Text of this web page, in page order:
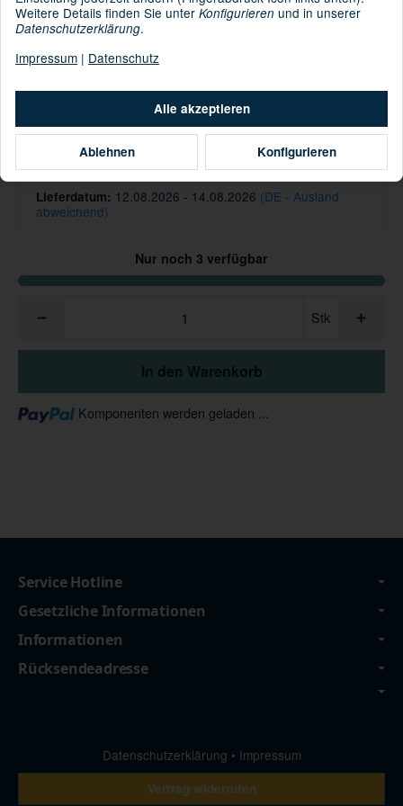
Informationen zur Produktsicherheit
inkl. 19% USt. , zzgl.Versand
Knapper Lagerbestand
Lieferdatum: 12.08.2026 - 14.08.2026 (DE - Ausland
abweichend)
Nur noch 3 verfügbar
Stk
Loading... Komponenten werden geladen ...
Service Hotline
Gesetzliche Informationen
Informationen
Rücksendeadresse
Datenschutzerklärung • Impressum
Vertrag widerrufen
Alle akzeptieren
Ablehnen Konfigurieren
Weitere Details finden Sie unter Konfigurieren und in unserer
Datenschutzerklärung.
Impressum | Datenschutz